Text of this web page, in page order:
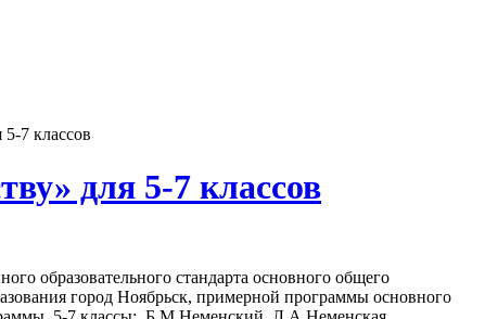
7 классов
для 5-7 классов
образовательного стандарта основного общего
город Ноябрьск, примерной программы основного